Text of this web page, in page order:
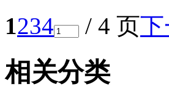
1234 / 4 页
相关分类